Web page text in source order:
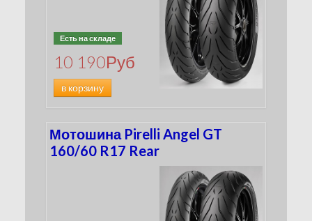
Есть на складе
10 190Руб
в корзину
Мотошина Pirelli Angel GT
160/60 R17 Rear